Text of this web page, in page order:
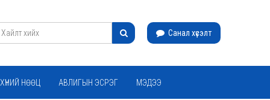
Санал хүсэлт
ХҮНИЙ НӨӨЦ АВЛИГЫН ЭСРЭГ МЭДЭЭ